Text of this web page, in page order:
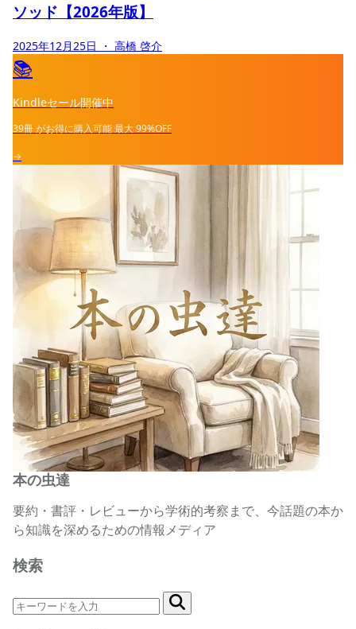
ソッド【2026年版】
2025年12月25日 ・ 高橋 啓介
📚
Kindleセール開催中
39冊がお得に購入可能最大99%OFF
→
本の虫達
要約・書評・レビューから学術的考察まで、今話題の本か
ら知識を深めるための情報メディア
検索